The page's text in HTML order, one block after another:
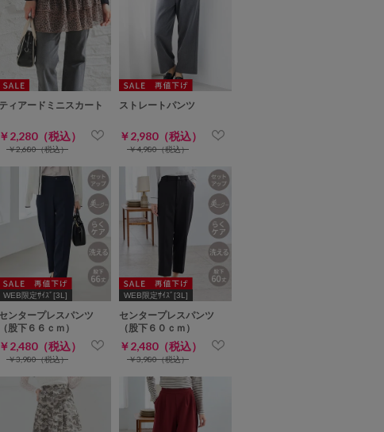
ティアードミニスカート
￥2,280（税込）
￥2,680（税込）
ストレートパンツ
￥2,980（税込）
￥4,980（税込）
WEB限定ｻｲｽﾞ[3L]
センタープレスパンツ
（股下６６ｃｍ）
￥2,480（税込）
￥3,980（税込）
WEB限定ｻｲｽﾞ[3L]
センタープレスパンツ
（股下６０ｃｍ）
￥2,480（税込）
￥3,980（税込）